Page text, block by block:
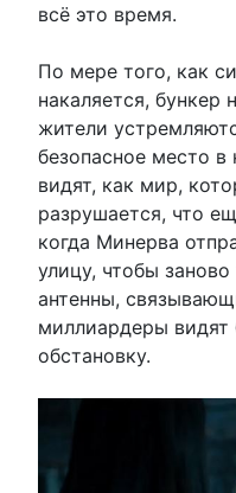
всё это время.
По мере того, как
накаляется, бункер
жители
безопасное место в
видят, как мир,
разрушается, что
когда Минерва
улицу, чтобы
антенны,
миллиардеры
обстановку.